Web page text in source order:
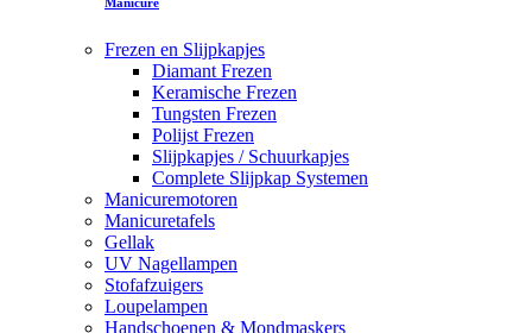
Manicure
Frezen en Slijpkapjes
Diamant Frezen
Keramische Frezen
Tungsten Frezen
Polijst Frezen
Slijpkapjes / Schuurkapjes
Complete Slijpkap Systemen
Manicuremotoren
Manicuretafels
Gellak
UV Nagellampen
Stofafzuigers
Loupelampen
Handschoenen & Mondmaskers